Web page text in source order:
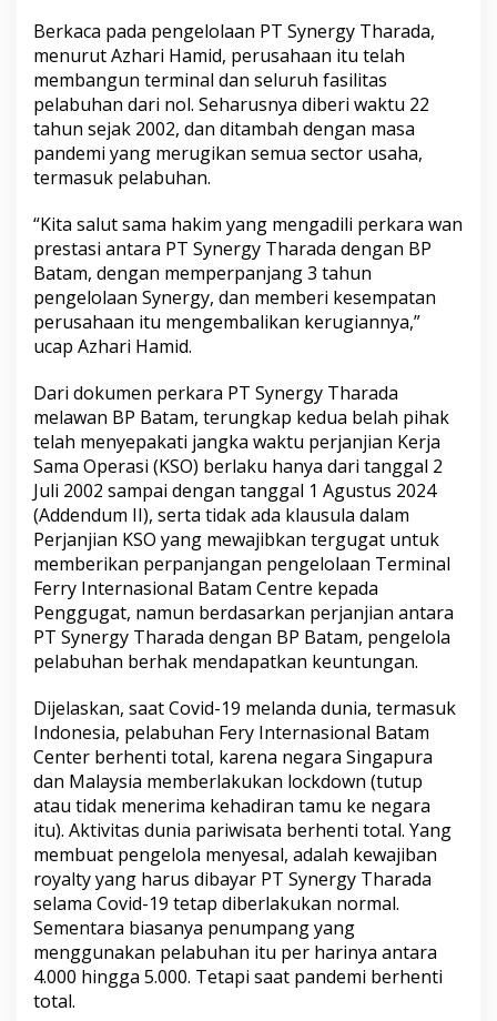
n
e
s
i
a
d
K
o
a
B
t
a
m
Berkaca pada pengelolaan PT Synergy Tharada,
menurut Azhari Hamid, perusahaan itu telah
membangun terminal dan seluruh fasilitas
pelabuhan dari nol. Seharusnya diberi waktu 22
tahun sejak 2002, dan ditambah dengan masa
pandemi yang merugikan semua sector usaha,
termasuk pelabuhan.
“Kita salut sama hakim yang mengadili perkara wan
prestasi antara PT Synergy Tharada dengan BP
Batam, dengan memperpanjang 3 tahun
pengelolaan Synergy, dan memberi kesempatan
perusahaan itu mengembalikan kerugiannya,”
ucap Azhari Hamid.
Dari dokumen perkara PT Synergy Tharada
melawan BP Batam, terungkap kedua belah pihak
telah menyepakati jangka waktu perjanjian Kerja
Sama Operasi (KSO) berlaku hanya dari tanggal 2
Juli 2002 sampai dengan tanggal 1 Agustus 2024
(Addendum II), serta tidak ada klausula dalam
Perjanjian KSO yang mewajibkan tergugat untuk
memberikan perpanjangan pengelolaan Terminal
Ferry Internasional Batam Centre kepada
Penggugat, namun berdasarkan perjanjian antara
PT Synergy Tharada dengan BP Batam, pengelola
pelabuhan berhak mendapatkan keuntungan.
Dijelaskan, saat Covid-19 melanda dunia, termasuk
Indonesia, pelabuhan Fery Internasional Batam
Center berhenti total, karena negara Singapura
dan Malaysia memberlakukan lockdown (tutup
atau tidak menerima kehadiran tamu ke negara
itu). Aktivitas dunia pariwisata berhenti total. Yang
membuat pengelola menyesal, adalah kewajiban
royalty yang harus dibayar PT Synergy Tharada
selama Covid-19 tetap diberlakukan normal.
Sementara biasanya penumpang yang
menggunakan pelabuhan itu per harinya antara
4.000 hingga 5.000. Tetapi saat pandemi berhenti
total.